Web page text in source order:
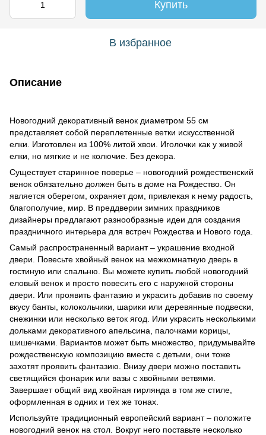
Купить
В избранное
Описание
Новогодний декоративный венок диаметром 55 см
представляет собой переплетенные ветки искусственной
елки. Изготовлен из 100% литой хвои. Иголочки как у живой
елки, но мягкие и не колючие. Без декора.
Существует старинное поверье – новогодний рождественский
венок обязательно должен быть в доме на Рождество. Он
является оберегом, охраняет дом, привлекая к нему радость,
благополучие, мир. В преддверии зимних праздников
дизайнеры предлагают разнообразные идеи для создания
праздничного интерьера для встреч Рождества и Нового года.
Самый распространенный вариант – украшение входной
двери. Повесьте хвойный венок на межкомнатную дверь в
гостиную или спальню. Вы можете купить любой новогодний
еловый венок и просто повесить его с наружной стороны
двери. Или проявить фантазию и украсить добавив по своему
вкусу банты, колокольчики, шарики или деревянные подвески,
снежинки или несколько веток ягод. Или украсить несколькими
дольками декоративного апельсина, палочками корицы,
шишечками. Вариантов может быть множество, придумывайте
рождественскую композицию вместе с детьми, они тоже
захотят проявить фантазию. Внизу двери можно поставить
светящийся фонарик или вазы с хвойными ветвями.
Завершает общий вид хвойная гирлянда в том же стиле,
оформленная в одних и тех же тонах.
Используйте традиционный европейский вариант – положите
новогодний венок на стол. Вокруг него поставьте несколько